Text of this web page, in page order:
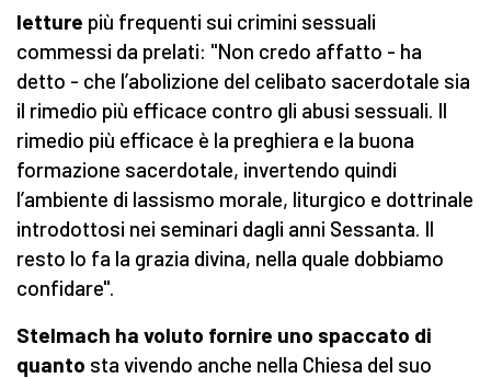
letture più frequenti sui crimini sessuali
commessi da prelati: "Non credo affatto - ha
detto - che l’abolizione del celibato sacerdotale sia
il rimedio più efficace contro gli abusi sessuali. Il
rimedio più efficace è la preghiera e la buona
formazione sacerdotale, invertendo quindi
l’ambiente di lassismo morale, liturgico e dottrinale
introdottosi nei seminari dagli anni Sessanta. Il
resto lo fa la grazia divina, nella quale dobbiamo
confidare".
Stelmach ha voluto fornire uno spaccato di
quanto sta vivendo anche nella Chiesa del suo